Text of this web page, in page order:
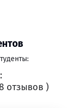
отзывов )